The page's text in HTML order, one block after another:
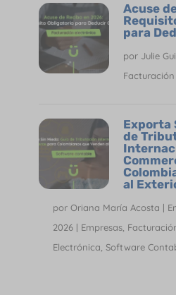
Acuse
para
por Julie
Exporta
de
al
por Oriana María Acosta |
2026| Empresas,
Electrónica Software